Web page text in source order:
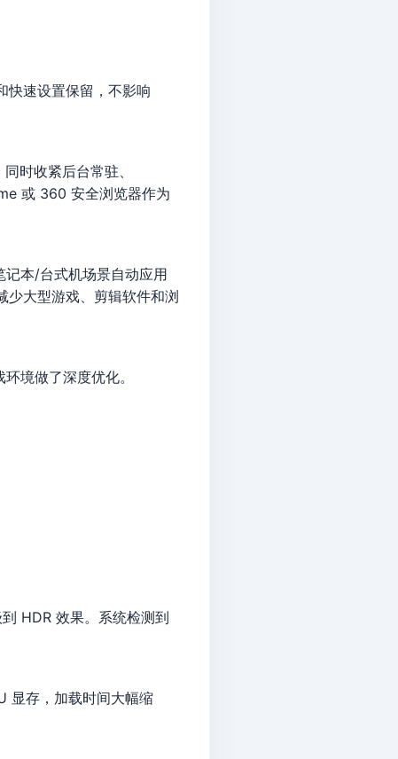
速设置保留，不影响
时收紧后台常驻、
或 360 安全浏览器作为
本/台式机场景自动应用
大型游戏、剪辑软件和浏
境做了深度优化。
HDR 效果。系统检测到
显存，加载时间大幅缩